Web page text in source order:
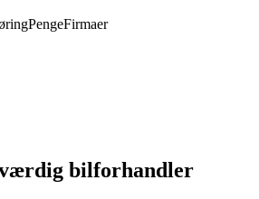
PengeFirmaer
bilforhandler